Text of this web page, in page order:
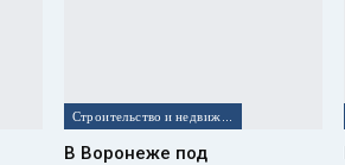
В Воронеже под